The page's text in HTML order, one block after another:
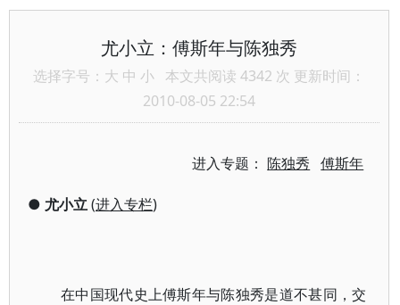
尤小立：傅斯年与陈独秀
选择字号： 大 中 小 本文共阅读 4342 次 更新时间：
2010-08-05 22:54
进入专题：陈独秀 傅斯年
● 尤小立(进入专栏)
在中国现代史上傅斯年与陈独秀是道不甚同，交